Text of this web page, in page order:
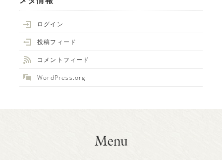
ログイン
投稿フィード
コメントフィード
WordPress.org